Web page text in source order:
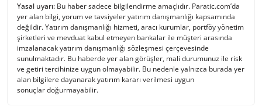
Yasal uyarı: Bu haber sadece bilgilendirme amaçlıdır. Paratic.com’da
yer alan bilgi, yorum ve tavsiyeler yatırım danışmanlığı kapsamında
değildir. Yatırım danışmanlığı hizmeti, aracı kurumlar, portföy yönetim
şirketleri ve mevduat kabul etmeyen bankalar ile müşteri arasında
imzalanacak yatırım danışmanlığı sözleşmesi çerçevesinde
sunulmaktadır. Bu haberde yer alan görüşler, mali durumunuz ile risk
ve getiri tercihinize uygun olmayabilir. Bu nedenle yalnızca burada yer
alan bilgilere dayanarak yatırım kararı verilmesi uygun
sonuçlar doğurmayabilir.